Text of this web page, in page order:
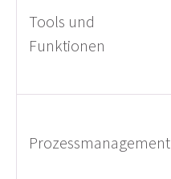
Tools und
Funktionen
Prozessmanagement